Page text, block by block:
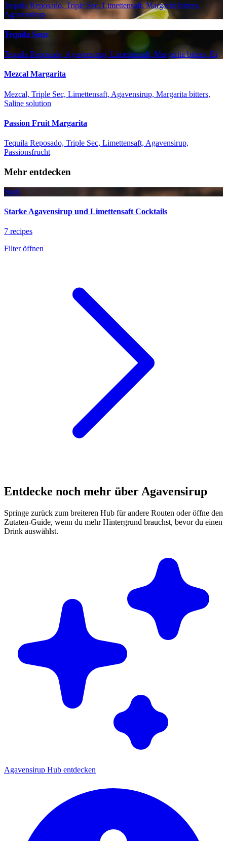
Tequila Reposado, Triple Sec, Limettensaft, Margarita bitters,
Agavensirup
Tequila Sour
Tequila Reposado, Agavensirup, Limettensaft, Margarita bitters, Ei
Mezcal Margarita
Mezcal, Triple Sec, Limettensaft, Agavensirup, Margarita bitters,
Saline solution
Passion Fruit Margarita
Tequila Reposado, Triple Sec, Limettensaft, Agavensirup,
Passionsfrucht
Mehr entdecken
Stark
Starke Agavensirup und Limettensaft Cocktails
7 recipes
Filter öffnen
Entdecke noch mehr über Agavensirup
Springe zurück zum breiteren Hub für andere Routen oder öffne den
Zutaten-Guide, wenn du mehr Hintergrund brauchst, bevor du einen
Drink auswählst.
Agavensirup Hub entdecken